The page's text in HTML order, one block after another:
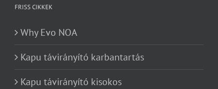
FRISS CIKKEK
Why Evo NOA
Kapu távirányító karbantartás
Kapu távirányító kisokos